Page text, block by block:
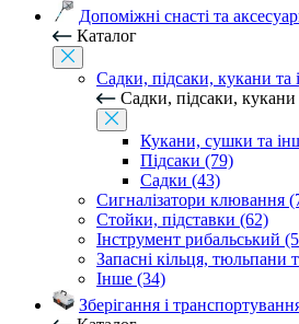
Допоміжні снасті та
Каталог
Садки, підсаки, кукани та
Садки, підсаки,
Кукани, сушки та
Підсаки (79)
Садки (43)
Сигналізатори клювання
Стойки, підставки (62)
Інструмент рибальський
Запасні кільця, тюльпани
Інше (34)
Зберігання і